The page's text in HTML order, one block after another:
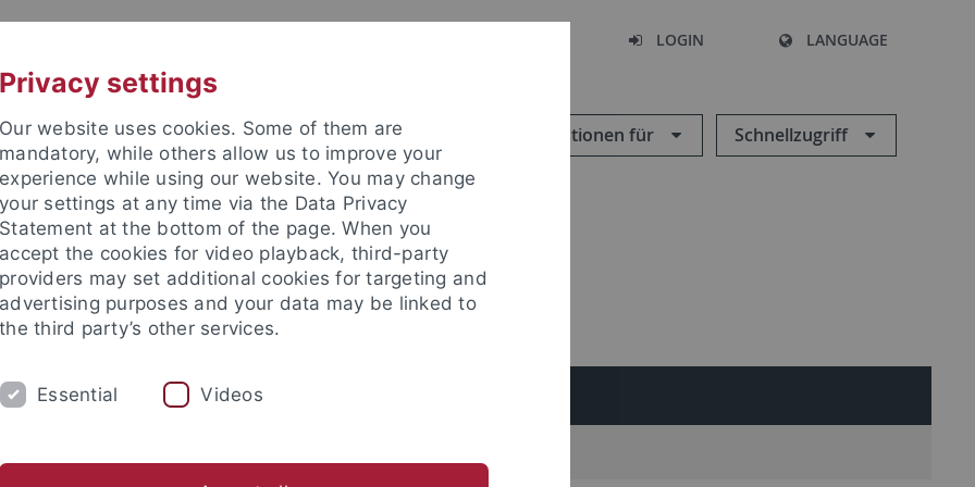
LOGIN LANGUAGE
Informationen für Schnellzugriff
Institut
SAMMLUNGEN
Privacy settings
Our website uses cookies. Some of them are
mandatory, while others allow us to improve your
experience while using our website. You may change
your settings at any time via the Data Privacy
Statement at the bottom of the page. When you
accept the cookies for video playback, third-party
providers may set additional cookies for targeting and
advertising purposes and your data may be linked to
the third party’s other services.
Essential Videos